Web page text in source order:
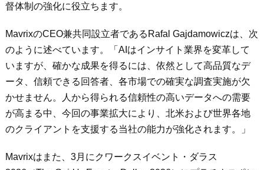
督体制の強化に役立ちます。
MavrixのCEO兼共同設立者であるRafal Gajdamowiczは、次
のように述べています。「AIはインサイト業界を変革して
いますが、確かな成果を得るには、依然として高品質なデ
ータ、信頼できる回答者、各市場での確実な調査実施が欠
かせません。人から得られる信頼性の高いデータへの需要
が高まる中、今回の事業拡大により、北米および世界各地
のクライアントを支援する当社の能力が強化されます。」
Mavrixはまた、3月にクワークスイベント・ダラス